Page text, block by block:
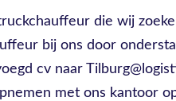
die wij
bij ons door
cv naar
met ons kantoor